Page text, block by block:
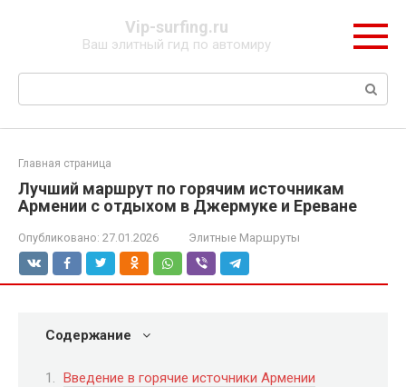
Vip-surfing.ru
Ваш элитный гид по автомиру
Поиск:
Главная страница
Лучший маршрут по горячим источникам
Армении с отдыхом в Джермуке и Ереване
Опубликовано: 27.01.2026 Элитные Маршруты
Содержание
Введение в горячие источники Армении